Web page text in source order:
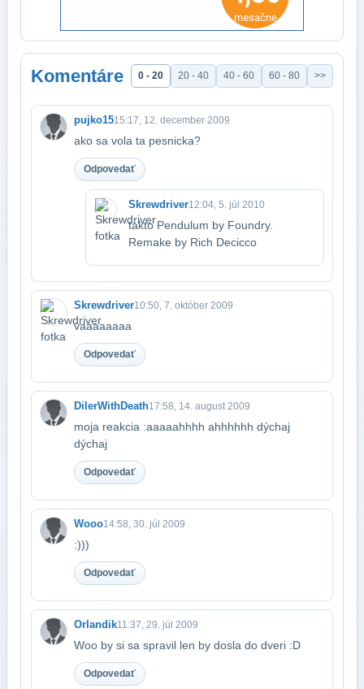
Komentáre 0 - 20 20 - 40 40 - 60 60 - 80 >>
pujko1515:17, 12. december 2009
ako sa vola ta pesnicka?
Odpovedať
Skrewdriver12:04, 5. júl 2010
takto Pendulum by Foundry.
Remake by Rich Decicco
Skrewdriver10:50, 7. október 2009
vaaaaaaaa
Odpovedať
DilerWithDeath17:58, 14. august 2009
moja reakcia :aaaaahhhh ahhhhhh dýchaj
dýchaj
Odpovedať
Wooo14:58, 30. júl 2009
:)))
Odpovedať
Orlandik11:37, 29. júl 2009
Woo by si sa spravil len by dosla do dveri :D
Odpovedať